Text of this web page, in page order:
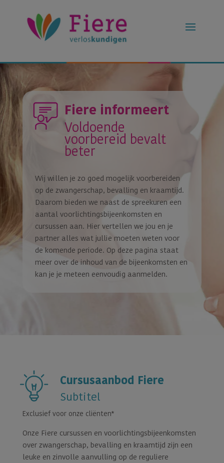
Fiere informeert
Voldoende
voorbereid bevalt
beter
Wij willen je zo goed mogelijk voorbereiden
op de zwangerschap, bevalling en kraamtijd.
Daarom bieden we naast de spreekuren een
aantal voorlichtingsbijeenkomsten en
cursussen aan. Hier vertellen we jou en je
partner alles wat jullie moeten weten voor
de komende periode. Op deze pagina staat
meer over de inhoud van de bijeenkomsten en
kan je je meteen eenvoudig aanmelden.
Cursusaanbod Fiere
Subtitel
Exclusief voor onze cliënten*
Onze Fiere cursussen en voorlichtingsbijeenkomsten
over zwangerschap, bevalling en kraamtijd zijn een
leuke en zinvolle aanvulling op de reguliere